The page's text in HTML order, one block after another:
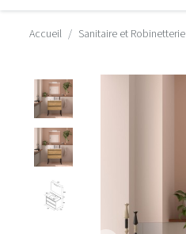
Accueil Sanitaire et Robinetterie